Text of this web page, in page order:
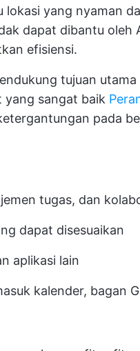
lokasi yang nyaman
dapat dibantu oleh
efisiensi.
tujuan
yang sangat baik
pada
tugas, dan
dapat disesuaikan
aplikasi lain
kalender, bagan